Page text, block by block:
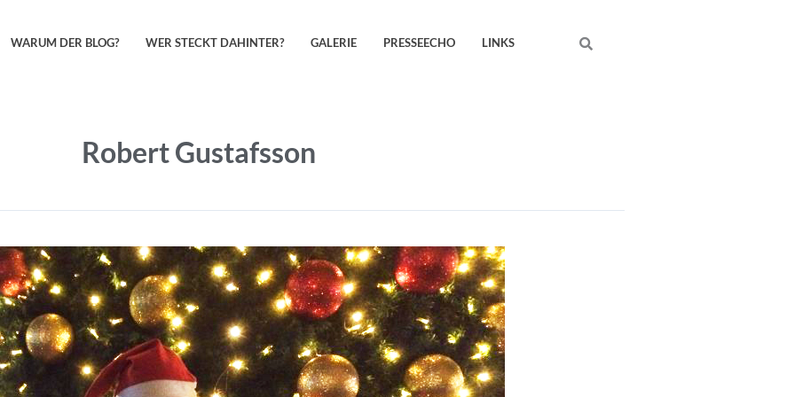
WARUM DER BLOG? WER STECKT DAHINTER? GALERIE PRESSEECHO LINKS Search
Robert Gustafsson